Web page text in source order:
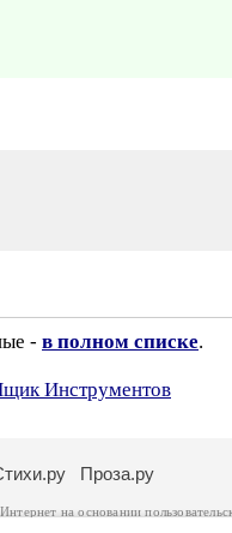
- в полном списке.
Инструментов
Проза.ру
на основании
его автора, к которому вы